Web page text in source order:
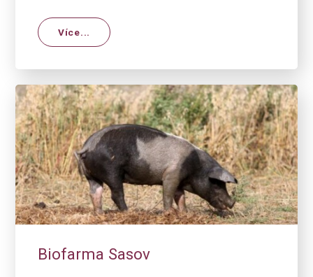
Více...
Biofarma Sasov